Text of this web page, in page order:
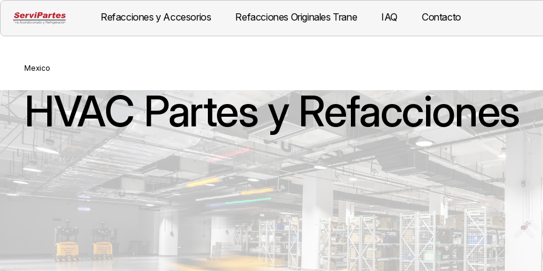
Refacciones y Accesorios Refacciones Originales Trane IAQ Contacto
Mexico
HVAC Partes y Refacciones